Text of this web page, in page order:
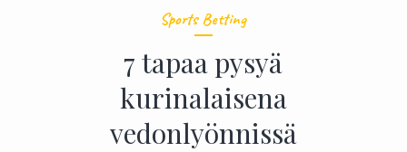
Sports Betting
7 tapaa pysyä
kurinalaisena
vedonlyönnissä